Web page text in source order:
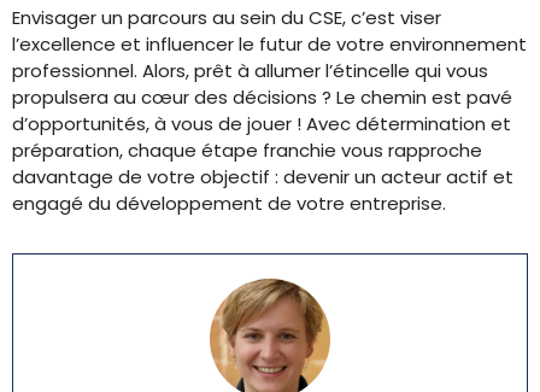
Envisager un parcours au sein du CSE, c’est viser
l’excellence et influencer le futur de votre environnement
professionnel. Alors, prêt à allumer l’étincelle qui vous
propulsera au cœur des décisions ? Le chemin est pavé
d’opportunités, à vous de jouer ! Avec détermination et
préparation, chaque étape franchie vous rapproche
davantage de votre objectif : devenir un acteur actif et
engagé du développement de votre entreprise.